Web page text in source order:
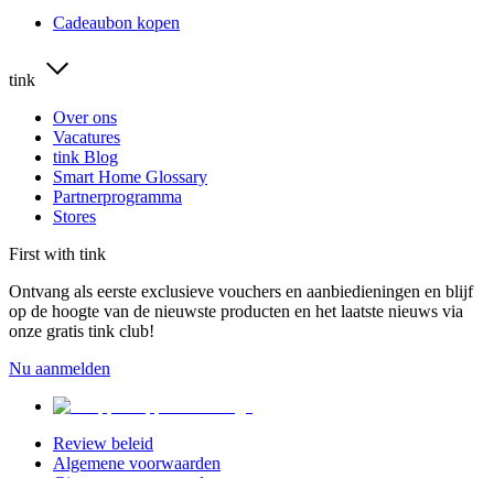
Cadeaubon kopen
tink
Over ons
Vacatures
tink Blog
Smart Home Glossary
Partnerprogramma
Stores
First with tink
Ontvang als eerste exclusieve vouchers en aanbiedieningen en blijf
op de hoogte van de nieuwste producten en het laatste nieuws via
onze gratis tink club!
Nu aanmelden
Review beleid
Algemene voorwaarden